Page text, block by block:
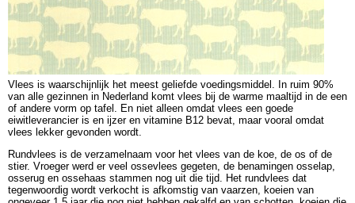
Vlees is waarschijnlijk het meest geliefde voedingsmiddel. In ruim 90%
van alle gezinnen in Nederland komt vlees bij de warme maaltijd in de een
of andere vorm op tafel. En niet alleen omdat vlees een goede
eiwitleverancier is en ijzer en vitamine B12 bevat, maar vooral omdat
vlees lekker gevonden wordt.
Rundvlees is de verzamelnaam voor het vlees van de koe, de os of de
stier. Vroeger werd er veel ossevlees gegeten, de benamingen osselap,
osserug en ossehaas stammen nog uit die tijd. Het rundvlees dat
tegenwoordig wordt verkocht is afkomstig van vaarzen, koeien van